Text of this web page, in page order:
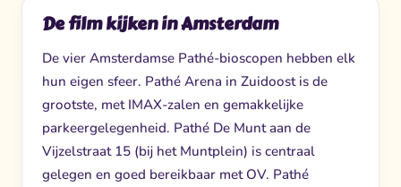
De film kijken in Amsterdam
De vier Amsterdamse Pathé-bioscopen hebben elk
hun eigen sfeer. Pathé Arena in Zuidoost is de
grootste, met IMAX-zalen en gemakkelijke
parkeergelegenheid. Pathé De Munt aan de
Vijzelstraat 15 (bij het Muntplein) is centraal
gelegen en goed bereikbaar met OV. Pathé